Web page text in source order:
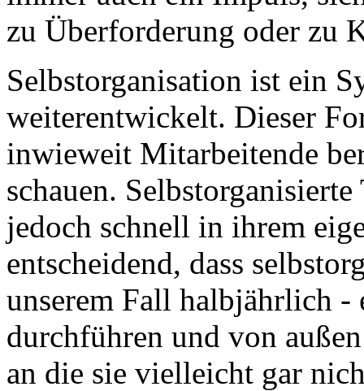
zu Überforderung oder zu
Selbstorganisation ist ein
weiterentwickelt. Dieser
inwieweit Mitarbeitende
schauen.
jedoch schnell in ihrem
entscheidend, dass
unserem Fall halbjährlich -
durchführen und von
an die sie vielleicht gar